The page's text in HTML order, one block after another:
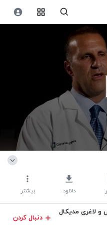
دانلود بیشتر
لاغری مدیکال
دنبال کردن